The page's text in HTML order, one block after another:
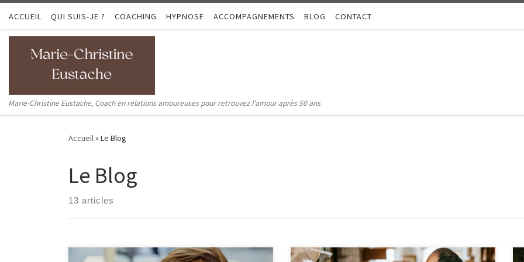
Passer au contenu
ACCUEIL QUI SUIS-JE ? COACHING HYPNOSE ACCOMPAGNEMENTS BLOG CONTACT
Marie-Christine Eustache, Coach en relations amoureuses pour retrouvez l'amour après 50 ans
Accueil»Le Blog
Le Blog
13 articles